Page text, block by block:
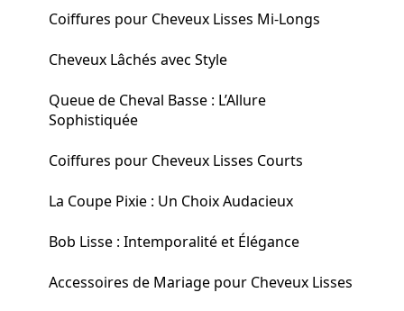
Coiffures pour Cheveux Lisses Mi-Longs
Cheveux Lâchés avec Style
Queue de Cheval Basse : L’Allure
Sophistiquée
Coiffures pour Cheveux Lisses Courts
La Coupe Pixie : Un Choix Audacieux
Bob Lisse : Intemporalité et Élégance
Accessoires de Mariage pour Cheveux Lisses